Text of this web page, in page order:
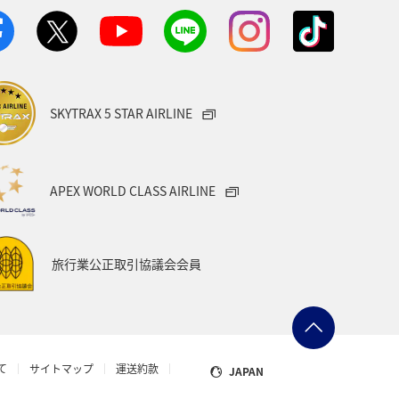
に再計算するため、変動する可能性があ
SKYTRAX 5 STAR AIRLINE
APEX WORLD CLASS AIRLINE
旅行業公正取引協議会会員
サイトマップ
運送約款
JAPAN